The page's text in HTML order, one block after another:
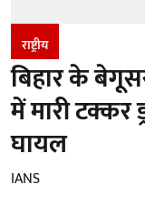
राष्ट्रीय
बिहार के
में मारी टक्कर
घायल
IANS